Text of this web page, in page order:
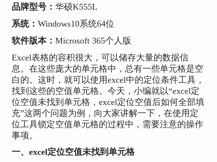
品牌型号： 华硕K555L
系统： Windows10系统64位
软件版本： Microsoft 365个人版
Excel表格的容积很大，可以储存大量的数据信
息。在这些庞大的单元格中，总有一些单元格是空
白的。这时，就可以使用excel中的定位条件工具，
找到这些的空值单元格。今天，小编就以“excel定
位空值未找到单元格，excel定位空值后如何全部填
充”这两个问题为例，向大家讲解一下，在使用定
位工具锁定空值单元格的过程中，需要注意的操作
事项。
一、excel定位空值未找到单元格